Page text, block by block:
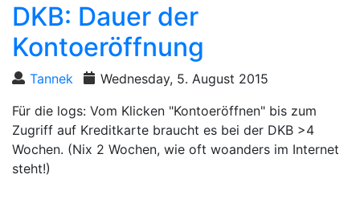
DKB: Dauer der
Kontoeröffnung
Tannek
Wednesday, 5. August 2015
Für die logs: Vom Klicken "Kontoeröffnen" bis zum
Zugriff auf Kreditkarte braucht es bei der DKB >4
Wochen. (Nix 2 Wochen, wie oft woanders im Internet
steht!)